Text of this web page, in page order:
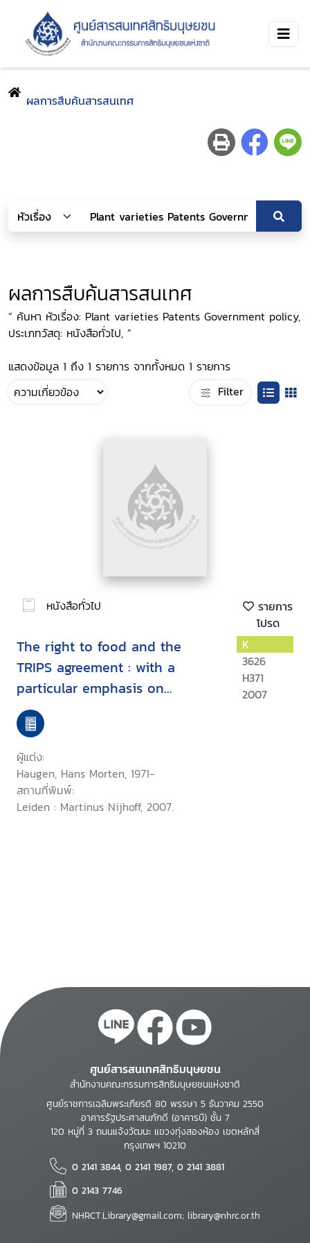
ผลการสืบค้นสารสนเทศ
ผลการสืบค้นสารสนเทศ
“ ค้นหา หัวเรื่อง: Plant varieties Patents Government policy,
ประเภทวัสดุ: หนังสือทั่วไป, ”
แสดงข้อมูล 1 ถึง 1 รายการ จากทั้งหมด 1 รายการ
Filter
หนังสือทั่วไป
รายการ
โปรด
The right to food and the
TRIPS agreement : with a
particular emphasis on
developing countries' measures
for food production and
distribution
ผู้แต่ง:
Haugen, Hans Morten, 1971-
สถานที่พิมพ์:
Leiden : Martinus Nijhoff, 2007.
K
3626
H371
2007
ศูนย์สารสนเทศสิทธิมนุษยชน
สำนักงานคณะกรรมการสิทธิมนุษยชนแห่งชาติ
ศูนย์ราชการเฉลิมพระเกียรติ 80 พรรษา 5 ธันวาคม 2550
อาคารรัฐประศาสนภักดี (อาคารบี) ชั้น 7
120 หมู่ที่ 3 ถนนแจ้งวัฒนะ แขวงทุ่งสองห้อง เขตหลักสี่
กรุงเทพฯ 10210
0 2141 3844, 0 2141 1987, 0 2141 3881
0 2143 7746
NHRCT.Library@gmail.com; library@nhrc.or.th